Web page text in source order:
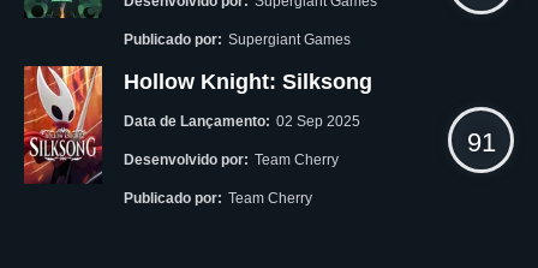
Publicado por: Supergiant Games
Hollow Knight: Silksong
Data de Lançamento: 02 Sep 2025
Desenvolvido por: Team Cherry
Publicado por: Team Cherry
91